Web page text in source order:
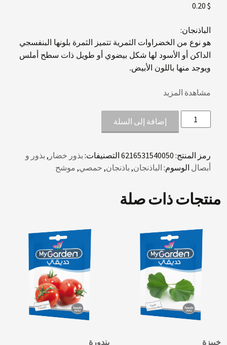
0.20 $
الباذنجان:
هو نوع من الخضراوات الثمرية تتميز الثمرة بلونها البنفسجي
الداكن أو الأسود لها شكل بيضوي أو طويل ذات سطح أملس
ويوجد منها باللون الأبيض.
مشاهدة المزيد
كمية
باذنجان
إضافة إلى السلة
رمز المنتج: 6216531540050 التصنيفات: بذور خضار , بذور و
أبصال الوسوم: الباذنجان, باذنجان, حمصي, موشح
منتجات ذات صلة
خبيزة بندورة